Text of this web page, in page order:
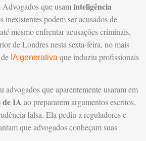
que usaminteligência
inexistentes podem ser acusados de
mesmo enfrentar acusações criminais,
de Londres nesta sexta-feira, no mais
IA generativa que induziu profissionais
que aparentemente usaram em
de IA ao prepararem argumentos escritos,
falsa. Ela pediu a reguladores e
que advogados conheçam suas